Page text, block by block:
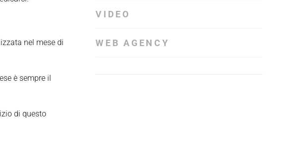
nel mese di
è sempre il
di questo
VIDEO
WEB AGENCY